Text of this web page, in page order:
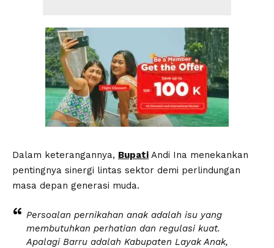
Dalam keterangannya, Bupati Andi Ina menekankan
pentingnya sinergi lintas sektor demi perlindungan
masa depan generasi muda.
Persoalan pernikahan anak adalah isu yang
membutuhkan perhatian dan regulasi kuat.
Apalagi Barru adalah Kabupaten Layak Anak,